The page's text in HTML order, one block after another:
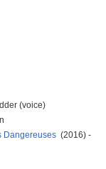
(voice)
Dangereuses (2016) -